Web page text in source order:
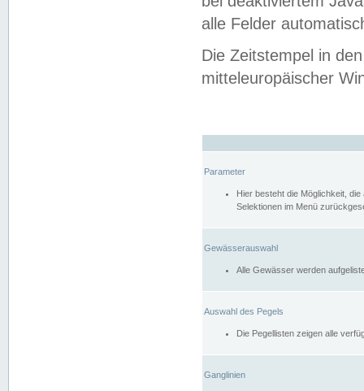
alle Felder
Die Zeitstempel in
mitteleuropäischer
Parameter
Hier besteht die Möglichkeit,
Selektionen im Menü
Gewässerauswahl
Alle Gewässer werden
Auswahl des Pegels
Die Pegellisten zeigen alle
Ganglinien